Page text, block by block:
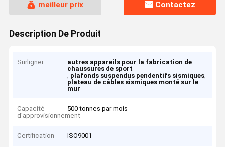
meilleur prix Contactez
Description De Produit
Surligner
autres appareils pour la fabrication de
chaussures de sport
, plafonds suspendus pendentifs sismiques,
plateau de câbles sismiques monté sur le
mur
Capacité
d'approvisionnement
500 tonnes par mois
Certification ISO9001